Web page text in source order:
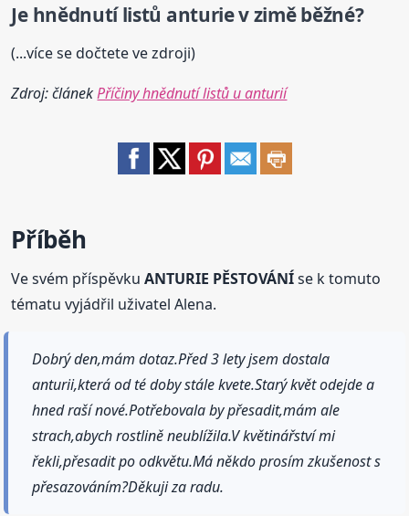
Je hnědnutí listů anturiev zimě běžné?
(...více se dočtete ve zdroji)
Zdroj: článekPříčiny hnědnutí listů u anturií
Příběh
Ve svém příspěvkuANTURIE PĚSTOVÁNÍse k tomuto
tématu vyjádřil uživatel Alena.
Dobrý den,mám dotaz.Před 3 lety jsem dostala
anturii,která od té doby stále kvete.Starý květ odejde a
hned raší nové.Potřebovala by přesadit,mám ale
strach,abych rostlině neublížila.V květinářství mi
řekli,přesadit po odkvětu.Má někdo prosím zkušenost s
přesazováním?Děkuji za radu.